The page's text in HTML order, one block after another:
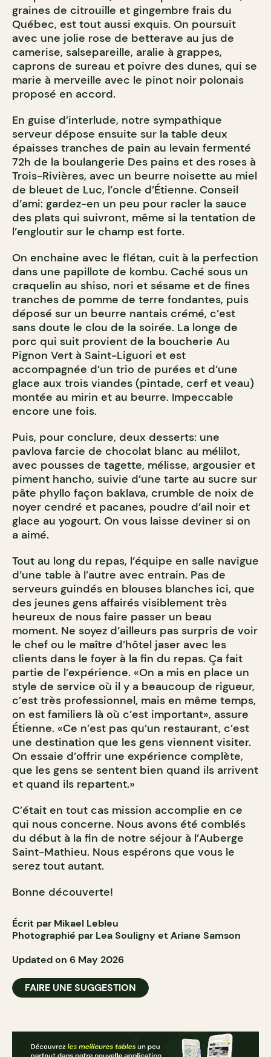
graines de citrouille et gingembre frais du
Québec, est tout aussi exquis. On poursuit
avec une jolie rose de betterave au jus de
camerise, salsepareille, aralie à grappes,
caprons de sureau et poivre des dunes, qui se
marie à merveille avec le pinot noir polonais
proposé en accord.
En guise d’interlude, notre sympathique
serveur dépose ensuite sur la table deux
épaisses tranches de pain au levain fermenté
72h de la boulangerie Des pains et des roses à
Trois-Rivières, avec un beurre noisette au miel
de bleuet de Luc, l’oncle d’Étienne. Conseil
d’ami: gardez-en un peu pour racler la sauce
des plats qui suivront, même si la tentation de
l’engloutir sur le champ est forte.
On enchaine avec le flétan, cuit à la perfection
dans une papillote de kombu. Caché sous un
craquelin au shiso, nori et sésame et de fines
tranches de pomme de terre fondantes, puis
déposé sur un beurre nantais crémé, c’est
sans doute le clou de la soirée. La longe de
porc qui suit provient de la boucherie Au
Pignon Vert à Saint-Liguori et est
accompagnée d’un trio de purées et d’une
glace aux trois viandes (pintade, cerf et veau)
montée au mirin et au beurre. Impeccable
encore une fois.
Puis, pour conclure, deux desserts: une
pavlova farcie de chocolat blanc au mélilot,
avec pousses de tagette, mélisse, argousier et
piment hancho, suivie d’une tarte au sucre sur
pâte phyllo façon baklava, crumble de noix de
noyer cendré et pacanes, poudre d’ail noir et
glace au yogourt. On vous laisse deviner si on
a aimé.
Tout au long du repas, l’équipe en salle navigue
d’une table à l’autre avec entrain. Pas de
serveurs guindés en blouses blanches ici, que
des jeunes gens affairés visiblement très
heureux de nous faire passer un beau
moment. Ne soyez d’ailleurs pas surpris de voir
le chef ou le maître d’hôtel jaser avec les
clients dans le foyer à la fin du repas. Ça fait
partie de l’expérience. «On a mis en place un
style de service où il y a beaucoup de rigueur,
c’est très professionnel, mais en même temps,
on est familiers là où c’est important», assure
Étienne. «Ce n’est pas qu’un restaurant, c’est
une destination que les gens viennent visiter.
On essaie d’offrir une expérience complète,
que les gens se sentent bien quand ils arrivent
et quand ils repartent.»
C’était en tout cas mission accomplie en ce
qui nous concerne. Nous avons été comblés
du début à la fin de notre séjour à l’Auberge
Saint-Mathieu. Nous espérons que vous le
serez tout autant.
Bonne découverte!
Écrit par Mikael Lebleu
Photographié par Lea Souligny et Ariane Samson
Updated on 6 May 2026
FAIRE UNE SUGGESTION